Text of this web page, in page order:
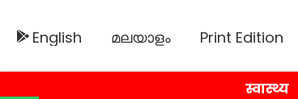
English മലയാളം Print Edition
स्वास्थ्य